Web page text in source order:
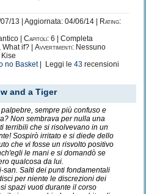
07/13 | Aggiornata: 04/06/14 |
Rating:
| Capitoli: 6 | Completa
if? | Avvertimenti: Nessuno
no Basket| Leggi le 43 recensioni
and a Tiger
sempre più confuso e
Non sembrava per nulla una
terribili che si risolvevano in un
Sospirò irritato e si diede dello
che vi fosse un risvolto positivo
le mani e si domandò se
qualcosa da lui.
san. Salti dei punti fondamentali
per niente le discrezioni dei
spazi vuoti durante il corso